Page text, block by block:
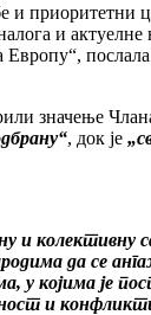
и приоритетни
и актуелне
значење
, док је
и колективну
да се
у којима је
и